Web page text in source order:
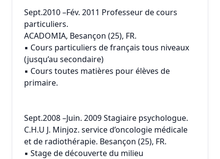
Sept.2010 –Fév. 2011 Professeur de cours
particuliers.
ACADOMIA, Besançon (25), FR.
▪ Cours particuliers de français tous niveaux
(jusqu’au secondaire)
▪ Cours toutes matières pour élèves de
primaire.
Sept.2008 –Juin. 2009 Stagiaire psychologue.
C.H.U J. Minjoz. service d’oncologie médicale
et de radiothérapie. Besançon (25), FR.
▪ Stage de découverte du milieu